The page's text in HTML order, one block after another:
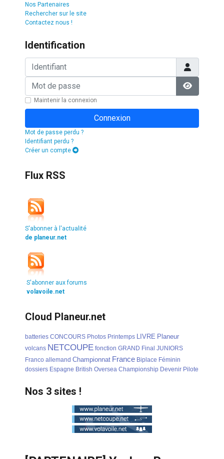
Nos Partenaires
Rechercher sur le site
Contactez nous !
Identification
Identifiant
Mot de passe
Afficher
Maintenir la connexion
Connexion
Mot de passe perdu ?
Identifiant perdu ?
Créer un compte
Flux RSS
S'abonner à l'actualité
de planeur.net
S'abonner aux forums
volavoile.net
Cloud Planeur.net
batteries CONCOURS Photos Printemps LIVRE Planeur
volcans NETCOUPE fonction GRAND Final JUNIORS
Franco allemand Championnat France Biplace Féminin
dossiers Espagne British Oversea Championship Devenir Pilote
Nos 3 sites !